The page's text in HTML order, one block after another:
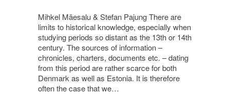
Mihkel Mäesalu & Stefan Pajung There are
limits to historical knowledge, especially when
studying periods so distant as the 13th or 14th
century. The sources of information –
chronicles, charters, documents etc. – dating
from this period are rather scarce for both
Denmark as well as Estonia. It is therefore
often the case that we…